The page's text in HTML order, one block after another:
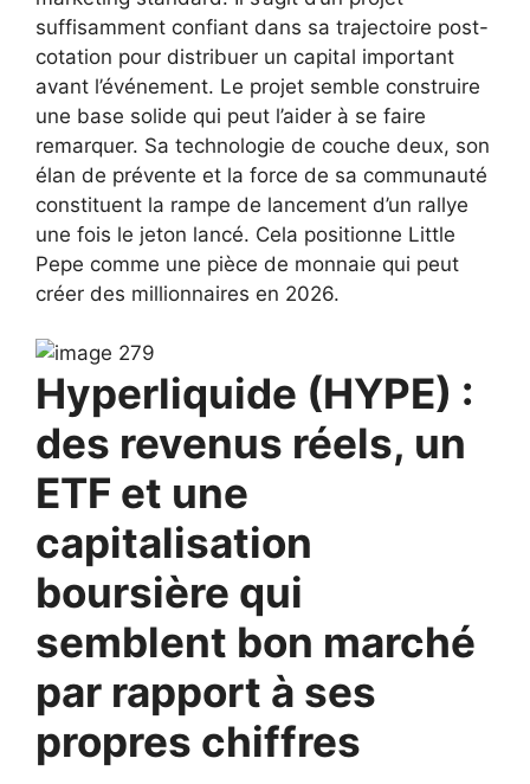
suffisamment confiant dans sa trajectoire post-
cotation pour distribuer un capital important
avant l’événement. Le projet semble construire
une base solide qui peut l’aider à se faire
remarquer. Sa technologie de couche deux, son
élan de prévente et la force de sa communauté
constituent la rampe de lancement d’un rallye
une fois le jeton lancé. Cela positionne Little
Pepe comme une pièce de monnaie qui peut
créer des millionnaires en 2026.
Hyperliquide (HYPE) :
des revenus réels, un
ETF et une
capitalisation
boursière qui
semblent bon marché
par rapport à ses
propres chiffres